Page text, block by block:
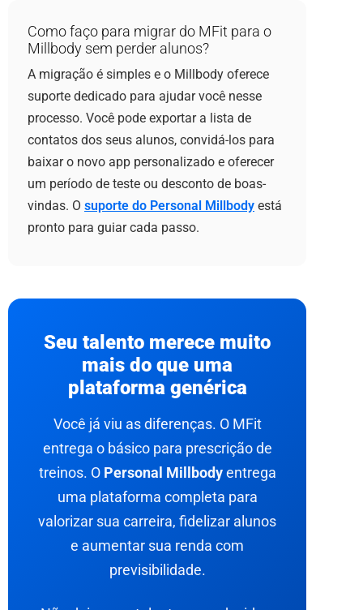
Como faço para migrar do MFit para o
Millbody sem perder alunos?
A migração é simples e o Millbody oferece
suporte dedicado para ajudar você nesse
processo. Você pode exportar a lista de
contatos dos seus alunos, convidá-los para
baixar o novo app personalizado e oferecer
um período de teste ou desconto de boas-
vindas. O suporte do Personal Millbody está
pronto para guiar cada passo.
Seu talento merece muito
mais do que uma
plataforma genérica
Você já viu as diferenças. O MFit
entrega o básico para prescrição de
treinos. O Personal Millbodyentrega
uma plataforma completa para
valorizar sua carreira, fidelizar alunos
e aumentar sua renda com
previsibilidade.